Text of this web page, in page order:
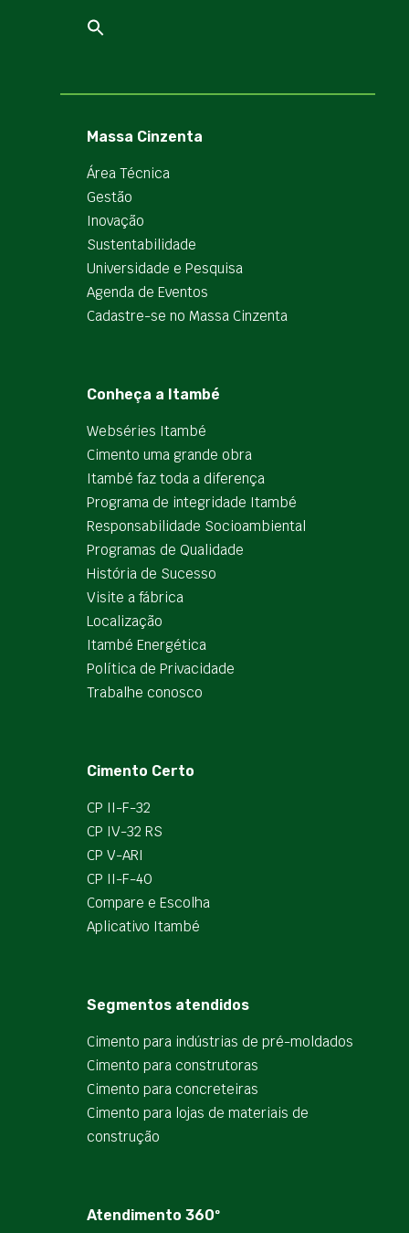
Massa Cinzenta
Área Técnica
Gestão
Inovação
Sustentabilidade
Universidade e Pesquisa
Agenda de Eventos
Cadastre-se no Massa Cinzenta
Conheça a Itambé
Webséries Itambé
Cimento uma grande obra
Itambé faz toda a diferença
Programa de integridade Itambé
Responsabilidade Socioambiental
Programas de Qualidade
História de Sucesso
Visite a fábrica
Localização
Itambé Energética
Política de Privacidade
Trabalhe conosco
Cimento Certo
CP II-F-32
CP IV-32 RS
CP V-ARI
CP II-F-40
Compare e Escolha
Aplicativo Itambé
Segmentos atendidos
Cimento para indústrias de pré-moldados
Cimento para construtoras
Cimento para concreteiras
Cimento para lojas de materiais de
construção
Atendimento 360º